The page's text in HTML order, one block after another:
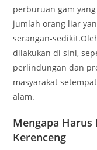
perburuan gam
jumlah orang liar
serangan-
dilakukan di sini,
perlindungan dan
masyarakat
alam.
Mengapa
Kerenceng